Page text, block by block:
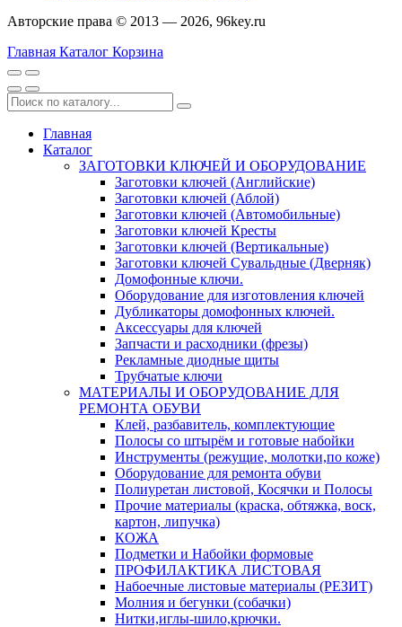
Авторские права © 2013 — 2026, 96key.ru
Главная Каталог Корзина
Главная
Каталог
ЗАГОТОВКИ КЛЮЧЕЙ И ОБОРУДОВАНИЕ
Заготовки ключей (Английские)
Заготовки ключей (Аблой)
Заготовки ключей (Автомобильные)
Заготовки ключей Кресты
Заготовки ключей (Вертикальные)
Заготовки ключей Сувальдные (Дверняк)
Домофонные ключи.
Оборудование для изготовления ключей
Дубликаторы домофонных ключей.
Аксессуары для ключей
Запчасти и расходники (фрезы)
Рекламные диодные щиты
Трубчатые ключи
МАТЕРИАЛЫ И ОБОРУДОВАНИЕ ДЛЯ
РЕМОНТА ОБУВИ
Клей, разбавитель, комплектующие
Полосы со штырём и готовые набойки
Инструменты (режущие, молотки,по коже)
Оборудование для ремонта обуви
Полиуретан листовой, Косячки и Полосы
Прочие материалы (краска, обтяжка, воск,
картон, липучка)
КОЖА
Подметки и Набойки формовые
ПРОФИЛАКТИКА ЛИСТОВАЯ
Набоечные листовые материалы (РЕЗИТ)
Молния и бегунки (собачки)
Нитки,иглы-шило,крючки.